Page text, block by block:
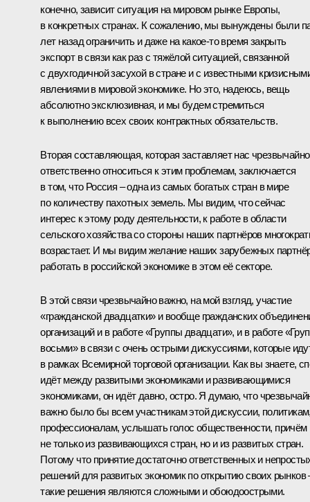
конечно, зависит ситуация на мировом рынке Европы,
в конкретных странах. К сожалению, мы вынуждены были
лет назад ограничить и даже на какое‑то время закрыть
экспорт в связи как раз с тяжёлой ситуацией, связанной
с двухгодичной засухой в стране и с известными
явлениями в мировой экономике. Но это, надеюсь, вещь
абсолютно эксклюзивная, и мы будем стремиться
к выполнению всех своих контрактных обязательств.
Вторая составляющая, которая заставляет нас чрезвычайно
ответственно относиться к этим проблемам, заключается
в том, что Россия – одна из самых богатых стран в мире
по количеству пахотных земель. Мы видим, что сейчас
интерес к этому роду деятельности, к работе в области
сельского хозяйства со стороны наших партнёров
возрастает. И мы видим желание наших зарубежных
работать в российской экономике в этом её секторе.
В этой связи чрезвычайно важно, на мой взгляд, участие
«гражданской двадцатки» и вообще гражданских
организаций и в работе «Группы двадцати», и в работе
восьми» в связи с очень острыми дискуссиями, которые
в рамках Всемирной торговой организации. Как вы знаете,
идёт между развитыми экономиками и развивающимися
экономиками, он идёт давно, остро. Я думаю, что
важно было бы всем участникам этой дискуссии,
профессионалам, услышать голос общественности, причём
не только из развивающихся стран, но и из развитых стран.
Потому что принятие достаточно ответственных и
решений для развитых экономик по открытию своих рынков
такие решения являются сложными и обоюдоострыми.